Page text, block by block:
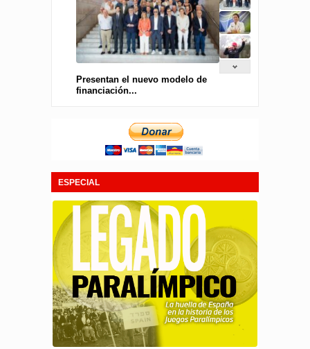
Presentan el nuevo modelo de
financiación...
ESPECIAL